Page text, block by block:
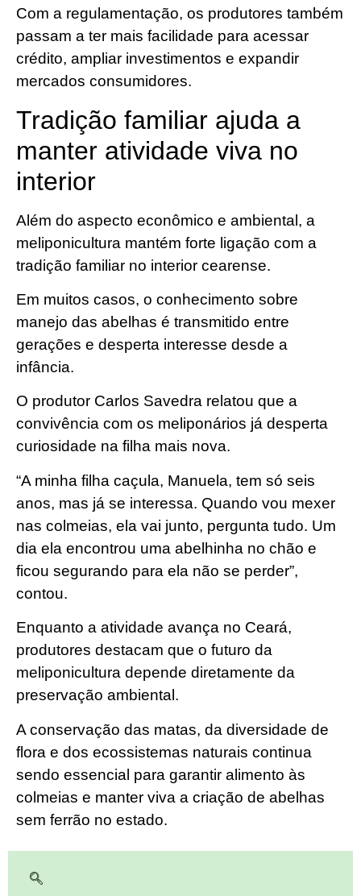
Com a regulamentação, os produtores também
passam a ter mais facilidade para acessar
crédito, ampliar investimentos e expandir
mercados consumidores.
Tradição familiar ajuda a
manter atividade viva no
interior
Além do aspecto econômico e ambiental, a
meliponicultura mantém forte ligação com a
tradição familiar no interior cearense.
Em muitos casos, o conhecimento sobre
manejo das abelhas é transmitido entre
gerações e desperta interesse desde a
infância.
O produtor Carlos Savedra relatou que a
convivência com os meliponários já desperta
curiosidade na filha mais nova.
“A minha filha caçula, Manuela, tem só seis
anos, mas já se interessa. Quando vou mexer
nas colmeias, ela vai junto, pergunta tudo. Um
dia ela encontrou uma abelhinha no chão e
ficou segurando para ela não se perder”,
contou.
Enquanto a atividade avança no Ceará,
produtores destacam que o futuro da
meliponicultura depende diretamente da
preservação ambiental.
A conservação das matas, da diversidade de
flora e dos ecossistemas naturais continua
sendo essencial para garantir alimento às
colmeias e manter viva a criação de abelhas
sem ferrão no estado.